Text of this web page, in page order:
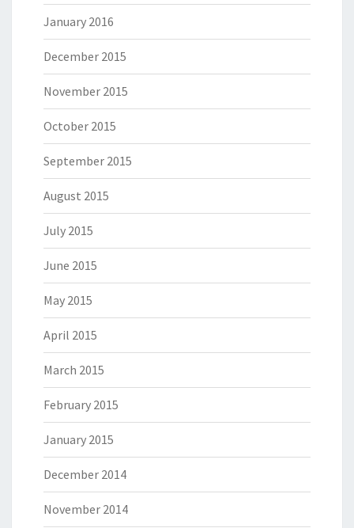
January 2016
December 2015
November 2015
October 2015
September 2015
August 2015
July 2015
June 2015
May 2015
April 2015
March 2015
February 2015
January 2015
December 2014
November 2014